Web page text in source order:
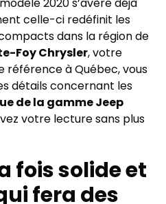
celle-ci redéfinit les
dans la région de
Foy Chrysler, votre
référence à Québec, vous
détails concernant les
de la gammeJeep
votre lecture sans plus
fois solide et
fera des